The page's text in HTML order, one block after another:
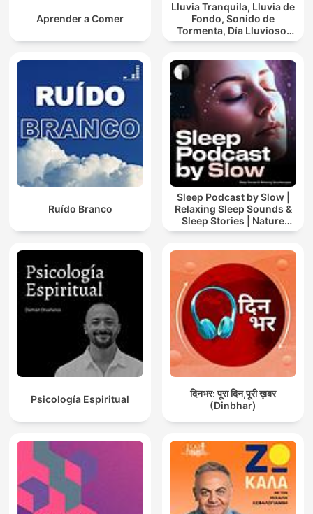
Aprender a Comer
Lluvia Tranquila, Lluvia de
Fondo, Sonido de
Tormenta, Día Lluvioso,
Lluvia Para Soñar
Ruído Branco
Sleep Podcast by Slow |
Relaxing Sleep Sounds &
Sleep Stories | Nature
Sound For Sleep | ASMR
Psicología Espiritual
दिनभर: पूरा दिन,पूरी ख़बर
(Dinbhar)